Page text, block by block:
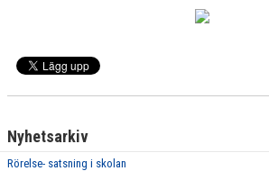
VÅRA LAG
TRÄNARE & LEDARE
Nyhetsarkiv
Rörelse- satsning i skolan